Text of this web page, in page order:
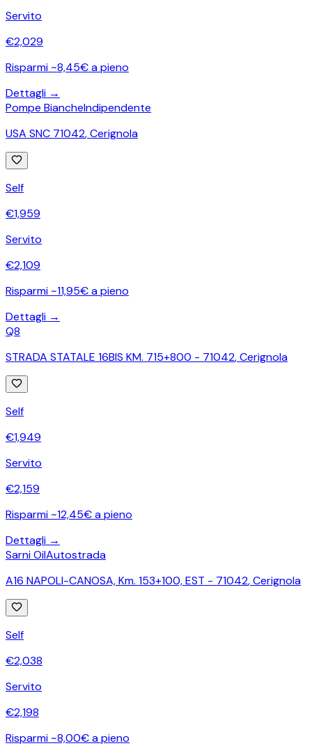
Servito
€2,029
Risparmi ~8,45€ a pieno
Dettagli →
Pompe BiancheIndipendente
USA SNC 71042,Cerignola
Self
€1,959
Servito
€2,109
Risparmi ~11,95€ a pieno
Dettagli →
Q8
STRADA STATALE 16BIS KM. 715+800 - 71042,Cerignola
Self
€1,949
Servito
€2,159
Risparmi ~12,45€ a pieno
Dettagli →
Sarni OilAutostrada
A16 NAPOLI-CANOSA, Km. 153+100, EST - 71042,Cerignola
Self
€2,038
Servito
€2,198
Risparmi ~8,00€ a pieno